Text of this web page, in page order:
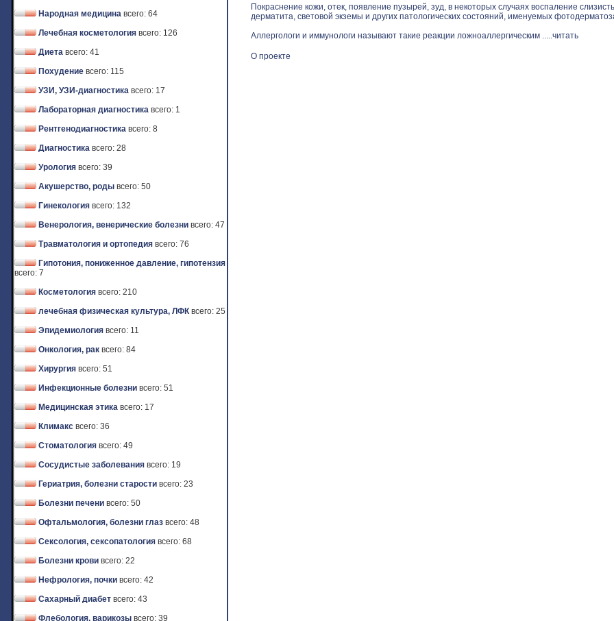
Народная медицина всего: 64
Лечебная косметология всего: 126
Диета всего: 41
Похудение всего: 115
УЗИ, УЗИ-диагностика всего: 17
Лабораторная диагностика всего: 1
Рентгенодиагностика всего: 8
Диагностика всего: 28
Урология всего: 39
Акушерство, роды всего: 50
Гинекология всего: 132
Венерология, венерические болезни всего: 47
Травматология и ортопедия всего: 76
Гипотония, пониженное давление, гипотензия
всего: 7
Косметология всего: 210
лечебная физическая культура, ЛФК всего: 25
Эпидемиология всего: 11
Онкология, рак всего: 84
Хирургия всего: 51
Инфекционные болезни всего: 51
Медицинская этика всего: 17
Климакс всего: 36
Стоматология всего: 49
Сосудистые заболевания всего: 19
Гериатрия, болезни старости всего: 23
Болезни печени всего: 50
Офтальмология, болезни глаз всего: 48
Сексология, сексопатология всего: 68
Болезни крови всего: 22
Нефрология, почки всего: 42
Сахарный диабет всего: 43
Флебология, варикозы всего: 39
Покраснение кожи, отек, появление пузырей, зуд, в некоторых случаях воспаление
дерматита, световой экземы и других патологических состояний, именуемых
Аллергологи и иммунологи называют такие реакции ложноаллергическим .....читать
О проекте